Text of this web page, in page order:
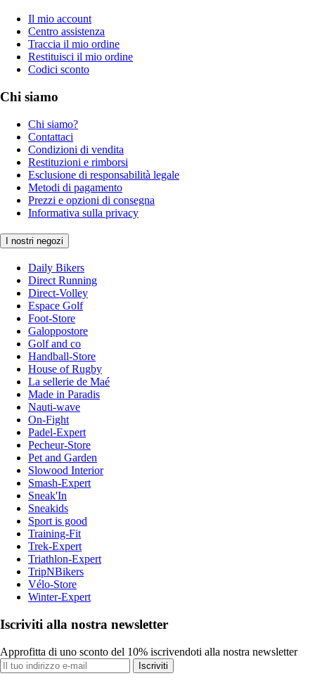
Il mio account
Centro assistenza
Traccia il mio ordine
Restituisci il mio ordine
Codici sconto
Chi siamo
Chi siamo?
Contattaci
Condizioni di vendita
Restituzioni e rimborsi
Esclusione di responsabilità legale
Metodi di pagamento
Prezzi e opzioni di consegna
Informativa sulla privacy
I nostri negozi
Daily Bikers
Direct Running
Direct-Volley
Espace Golf
Foot-Store
Galoppostore
Golf and co
Handball-Store
House of Rugby
La sellerie de Maé
Made in Paradis
Nauti-wave
On-Fight
Padel-Expert
Pecheur-Store
Pet and Garden
Slowood Interior
Smash-Expert
Sneak'In
Sneakids
Sport is good
Training-Fit
Trek-Expert
Triathlon-Expert
TripNBikers
Vélo-Store
Winter-Expert
Iscriviti alla nostra newsletter
Approfitta di uno sconto del 10% iscrivendoti alla nostra newsletter
Iscriviti